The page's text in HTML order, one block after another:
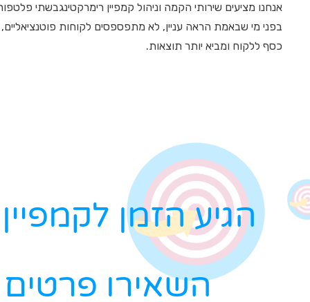
אנחנו מציעים שירותי הקמה וניהול קמפיין רימרקטינגבשתי
בפני מי שבאמת הראה עניין, לא מתפספסים לקוחות
כסף ללקוח ומביא יותר תוצאות.
הגיע הזמן
השאירו